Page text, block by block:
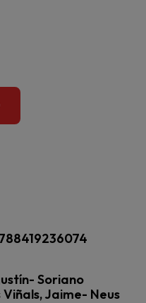
Soriano
Jaime- Neus